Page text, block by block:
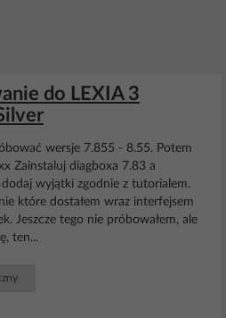
do LEXIA 3
wersje 7.855 - 8.55. Potem
Zainstaluj diagboxa 7.83 a
wyjątki zgodnie z tutorialem.
które dostałem wraz interfejsem
Jeszcze tego nie próbowałem, ale
ten...